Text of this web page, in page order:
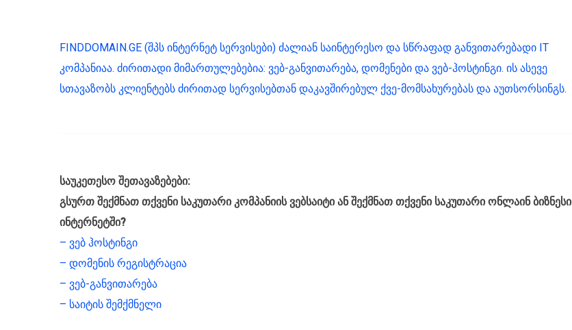
FINDDOMAIN.GE (შპს ინტერნეტ სერვისები) ძალიან საინტერესო და სწრაფად განვითარებადი IT
კომპანიაა. ძირითადი მიმართულებებია: ვებ-განვითარება, დომენები და ვებ-ჰოსტინგი. ის ასევე
სთავაზობს კლიენტებს ძირითად სერვისებთან დაკავშირებულ ქვე-მომსახურებას და აუთსორსინგს.
საუკეთესო შეთავაზებები:
გსურთ შექმნათ თქვენი საკუთარი კომპანიის ვებსაიტი ან შექმნათ თქვენი საკუთარი ონლაინ ბიზნესი
ინტერნეტში?
– ვებ ჰოსტინგი
– დომენის რეგისტრაცია
– ვებ-განვითარება
– საიტის შემქმნელი